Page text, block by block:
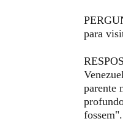
para
parente
fossem".